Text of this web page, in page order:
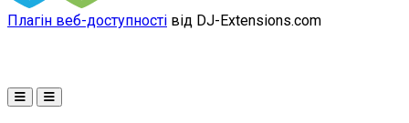
Плагін веб-доступності від DJ-Extensions.com